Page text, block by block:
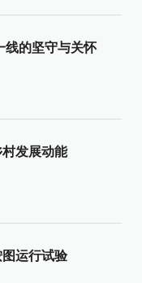
线的坚守与关怀
发展动能
运行试验